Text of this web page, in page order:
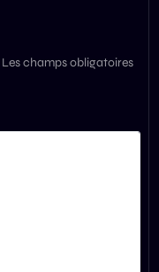
Les champs obligatoires